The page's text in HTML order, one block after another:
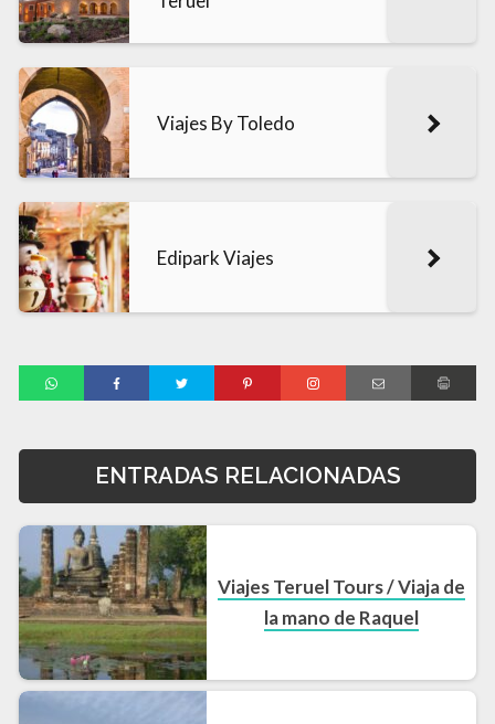
Viajes By Toledo
Edipark Viajes
ENTRADAS RELACIONADAS
Viajes Teruel Tours / Viaja de
la mano de Raquel